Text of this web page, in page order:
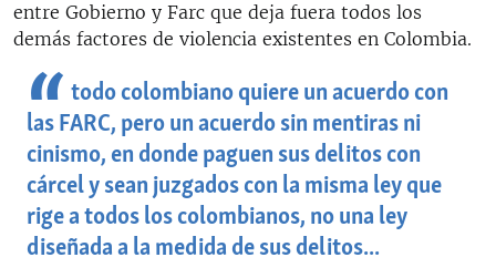
entre Gobierno y Farc que deja fuera todos los
demás factores de violencia existentes en Colombia.
todo colombiano quiere un acuerdo con
las FARC, pero un acuerdo sin mentiras ni
cinismo, en donde paguen sus delitos con
cárcel y sean juzgados con la misma ley que
rige a todos los colombianos, no una ley
diseñada a la medida de sus delitos...